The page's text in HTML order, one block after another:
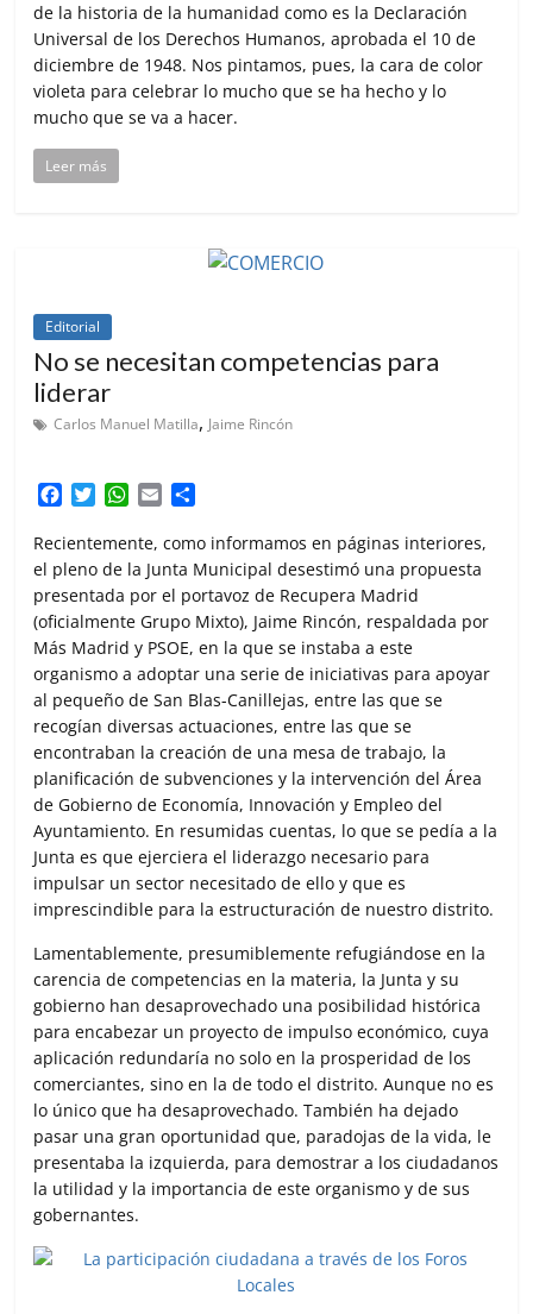
de la historia de la humanidad como es la Declaración
Universal de los Derechos Humanos, aprobada el 10 de
diciembre de 1948. Nos pintamos, pues, la cara de color
violeta para celebrar lo mucho que se ha hecho y lo
mucho que se va a hacer.
Leer más
Editorial
No se necesitan competencias para
liderar
Carlos Manuel Matilla, Jaime Rincón
c
e
b
o
o
k
i
t
t
e
r
W
a
t
s
A
p
a
i
l
m
p
a
r
i
r
Recientemente, como informamos en páginas interiores,
el pleno de la Junta Municipal desestimó una propuesta
presentada por el portavoz de Recupera Madrid
(oficialmente Grupo Mixto), Jaime Rincón, respaldada por
Más Madrid y PSOE, en la que se instaba a este
organismo a adoptar una serie de iniciativas para apoyar
al pequeño de San Blas-Canillejas, entre las que se
recogían diversas actuaciones, entre las que se
encontraban la creación de una mesa de trabajo, la
planificación de subvenciones y la intervención del Área
de Gobierno de Economía, Innovación y Empleo del
Ayuntamiento. En resumidas cuentas, lo que se pedía a la
Junta es que ejerciera el liderazgo necesario para
impulsar un sector necesitado de ello y que es
imprescindible para la estructuración de nuestro distrito.
Lamentablemente, presumiblemente refugiándose en la
carencia de competencias en la materia, la Junta y su
gobierno han desaprovechado una posibilidad histórica
para encabezar un proyecto de impulso económico, cuya
aplicación redundaría no solo en la prosperidad de los
comerciantes, sino en la de todo el distrito. Aunque no es
lo único que ha desaprovechado. También ha dejado
pasar una gran oportunidad que, paradojas de la vida, le
presentaba la izquierda, para demostrar a los ciudadanos
la utilidad y la importancia de este organismo y de sus
gobernantes.